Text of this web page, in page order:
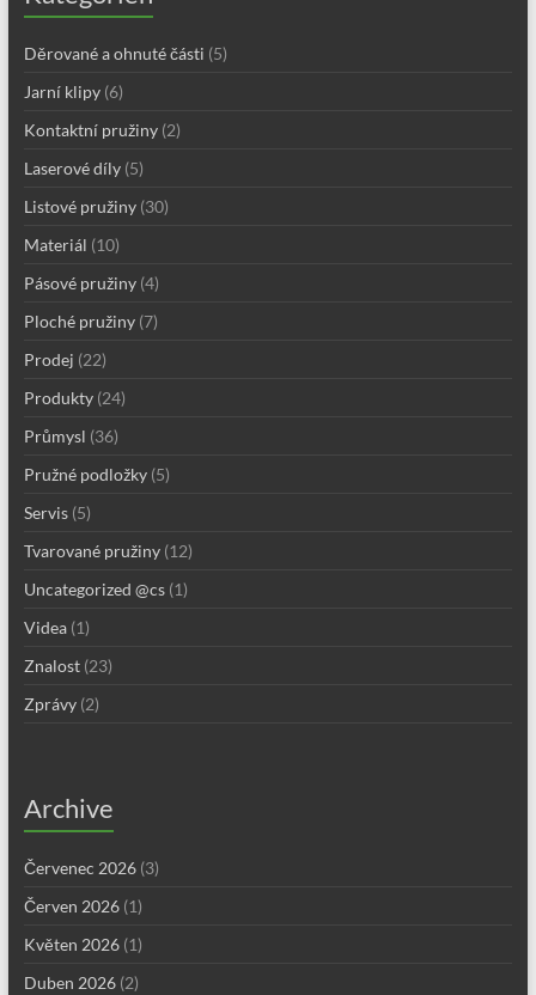
Děrované a ohnuté části (5)
Jarní klipy(6)
Kontaktní pružiny(2)
Laserové díly(5)
Listové pružiny(30)
Materiál (10)
Pásové pružiny(4)
Ploché pružiny(7)
Prodej (22)
Produkty(24)
Průmysl (36)
Pružné podložky(5)
Servis(5)
Tvarované pružiny(12)
Uncategorized @cs(1)
Videa(1)
Znalost(23)
Zprávy(2)
Archive
Červenec 2026(3)
Červen 2026(1)
Květen 2026(1)
Duben 2026(2)